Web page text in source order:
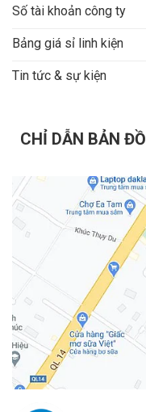
Số tài khoản công ty
Bảng giá sỉ linh kiện
Tin tức & sự kiện
CHỈ DẪN BẢN ĐỒ